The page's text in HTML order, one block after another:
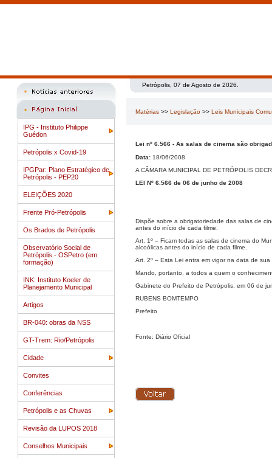
IPG - Instituto Philippe
Guédon
Petrópolis x Covid-19
IPGPar: Plano Estratégico de
Petrópolis - PEP20
ELEIÇÕES 2020
Frente Pró-Petrópolis
Os Brados de Petrópolis
Observatório Social de
Petrópolis - OSPetro (em
formação)
INK: Instituto Koeler de
Planejamento Municipal
Artigos
BR-040: obras da NSS
GT-Trem: Rio/Petrópolis
Cidade
Convites
Conferências
Petrópolis e as Chuvas
Revisão da LUPOS 2018
Conselhos Municipais
Petrópolis, 07 de Agosto de 2026.
Matérias >> Legislação >> Leis Municipais
Lei nº 6.566 - As salas de cinema são
Data: 18/06/2008
A CÂMARA MUNICIPAL DE PETRÓPOLIS
LEI Nº 6.566 de 06 de junho de 2008
Dispõe sobre a obrigatoriedade das salas de
antes do início de cada filme.
Art. 1º – Ficam todas as salas de cinema do
alcoólicas antes do início de cada filme.
Art. 2º – Esta Lei entra em vigor na data de
Mando, portanto, a todos a quem o
Gabinete do Prefeito de Petrópolis, em 06 de
RUBENS BOMTEMPO
Prefeito
Fonte: Diário Oficial